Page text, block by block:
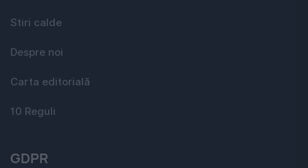
Stiri calde
Despre noi
Carta editorială
10 Reguli
GDPR